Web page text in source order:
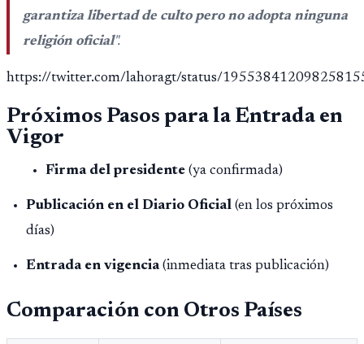
garantiza libertad de culto pero no adopta ninguna
religión oficial".
https://twitter.com/lahoragt/status/
Próximos Pasos para la Entrada en
Vigor
Firma del presidente (ya confirmada)
Publicación en el Diario Oficial (en los próximos
días)
Entrada en vigencia(inmediata tras publicación)
Comparación con Otros Países